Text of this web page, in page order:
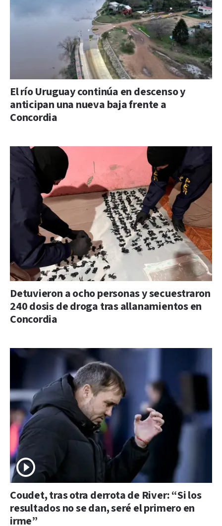
El río Uruguay continúa en descenso y
anticipan una nueva baja frente a
Concordia
Detuvieron a ocho personas y secuestraron
240 dosis de droga tras allanamientos en
Concordia
Coudet, tras otra derrota de River: “Si los
resultados no se dan, seré el primero en
irme”